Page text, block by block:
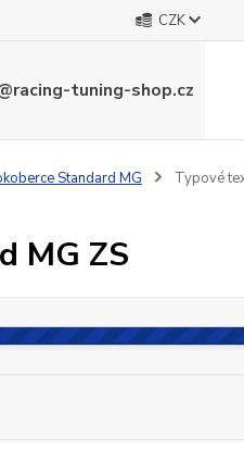
CZK
tuning-shop.cz
Standard MG
Typové
MG ZS